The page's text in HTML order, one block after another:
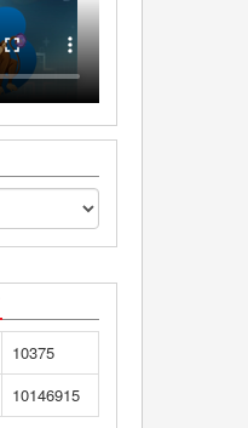
10375
10146915